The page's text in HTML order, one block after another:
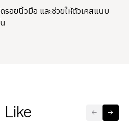
รอยนิ้วมือ และช่วยให้ตัวเคสแนบ
Like